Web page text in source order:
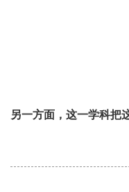
另一方面，这一学科把